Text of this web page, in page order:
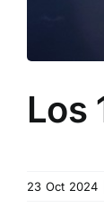
Los
23 Oct 2024